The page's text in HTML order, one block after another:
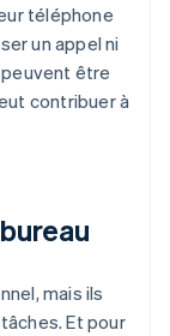
téléphone
un appel ni
être
contribuer à
mais ils
Et pour